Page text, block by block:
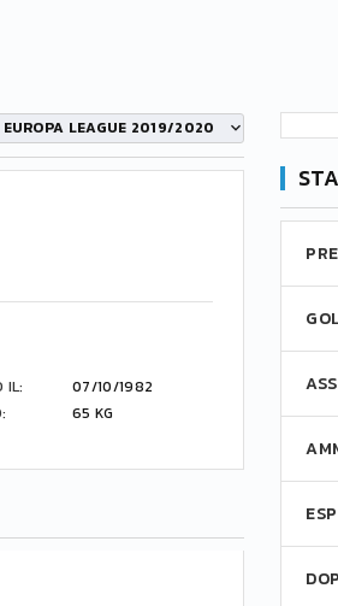
EUROPA LEAGUE 2019/2020
IL:
07/10/1982
65 KG